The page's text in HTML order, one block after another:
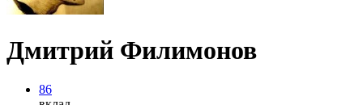
Дмитрий Филимонов
86